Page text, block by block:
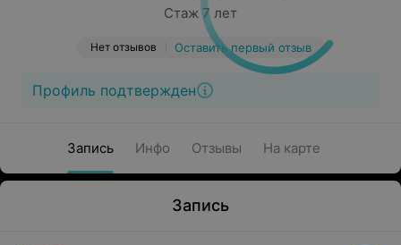
Стаж 7 лет
Нет отзывов Оставить первый отзыв
Профиль подтвержден
Запись Инфо Отзывы На карте
Запись